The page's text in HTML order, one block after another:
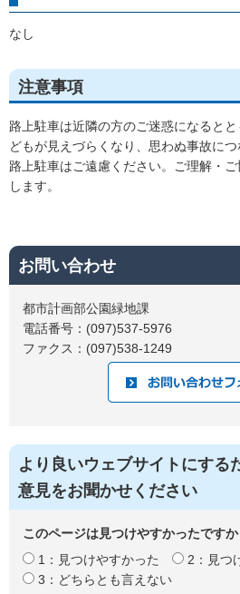
なし
注意事項
路上駐車は近隣の方のご迷惑になると
どもが見えづらくなり、思わぬ事故につ
路上駐車はご遠慮ください。ご理解・
します。
お問い合わせ
都市計画部公園緑地課
電話番号：(097)537-5976
ファクス：(097)538-1249
より良いウェブサイトにする
意見をお聞かせください
このページは見つけやすかったですか
1：見つけやすかった
2：見つ
3：どちらとも言えない